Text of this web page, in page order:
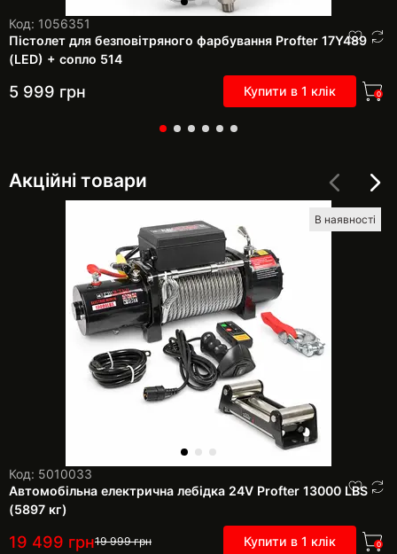
Код: 1056351
Пістолет для безповітряного фарбування Profter 17Y489
(LED) + сопло 514
5 999 грн Купити в 1 клік 0
Акційні товари
В наявності
Код: 5010033
Автомобільна електрична лебідка 24V Profter 13000 LBS
(5897 кг)
19 499 грн19 999грн Купити в 1 клік 0